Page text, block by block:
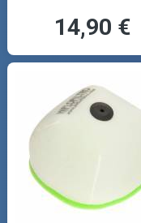
14,90 €